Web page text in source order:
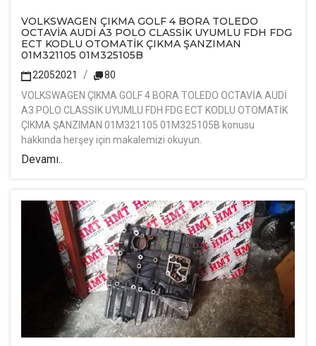
VOLKSWAGEN ÇIKMA GOLF 4 BORA TOLEDO
OCTAVİA AUDİ A3 POLO CLASSİK UYUMLU FDH FDG
ECT KODLU OTOMATİK ÇIKMA ŞANZIMAN
01M321105 01M325105B
22052021
80
VOLKSWAGEN ÇIKMA GOLF 4 BORA TOLEDO OCTAVİA AUDİ
A3 POLO CLASSİK UYUMLU FDH FDG ECT KODLU OTOMATİK
ÇIKMA ŞANZIMAN 01M321105 01M325105B konusu
hakkında herşey için makalemizi okuyun.
Devamı..